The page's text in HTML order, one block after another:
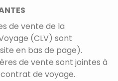
de vente de la
(CLV) sont
en bas de page).
de vente sont jointes à
de voyage.